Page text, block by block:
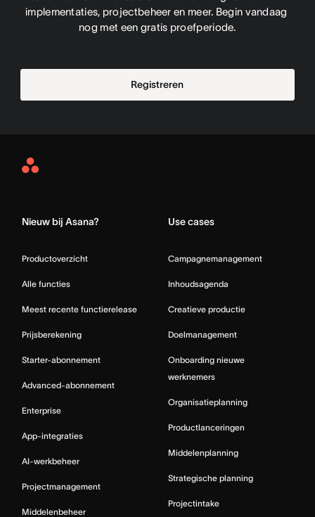
implementaties, projectbeheer en meer. Begin vandaag
nog met een gratis proefperiode.
Registreren
Asana
Nieuw bij Asana?
Productoverzicht
Alle functies
Meest recente functierelease
Prijsberekening
Starter-abonnement
Advanced-abonnement
Enterprise
App-integraties
AI-werkbeheer
Projectmanagement
Middelenbeheer
Use cases
Campagnemanagement
Inhoudsagenda
Creatieve productie
Doelmanagement
Onboarding nieuwe
werknemers
Organisatieplanning
Productlanceringen
Middelenplanning
Strategische planning
Projectintake